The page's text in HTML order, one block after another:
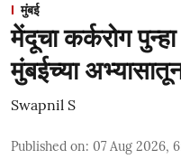
मुंबई
मेंदूचा कर्करोग
मुंबईच्या
Swapnil S
Published on: 07 Aug 2026,